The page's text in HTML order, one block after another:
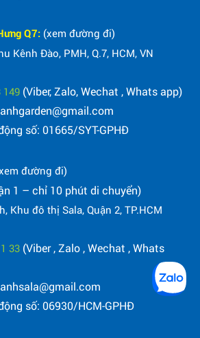
Q7: (xem đường đi)
Kênh Đào, PMH, Q.7, HCM, VN
149 (Viber, Zalo, Wechat , Whats app)
số: 01665/SYT-GPHĐ
đường đi)
1 – chỉ 10 phút di chuyển)
Khu đô thị Sala, Quận 2, TP.HCM
33 (Viber , Zalo , Wechat , Whats
số: 06930/HCM-GPHĐ